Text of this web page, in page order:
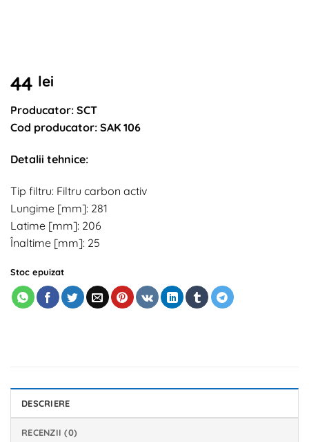
44 lei
Producator: SCT
Cod producator: SAK 106
Detalii tehnice:
Tip filtru: Filtru carbon activ
Lungime [mm]: 281
Latime [mm]: 206
Înaltime [mm]: 25
Stoc epuizat
DESCRIERE
RECENZII (0)